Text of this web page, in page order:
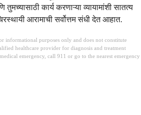
कार्य करणाऱ्या व्यायामांशी सातत्य
आरामाची सर्वोत्तम संधी देत आहात.
informational purposes only and does not constitute
healthcare provider for diagnosis and treatment
emergency, call 911 or go to the nearest emergency